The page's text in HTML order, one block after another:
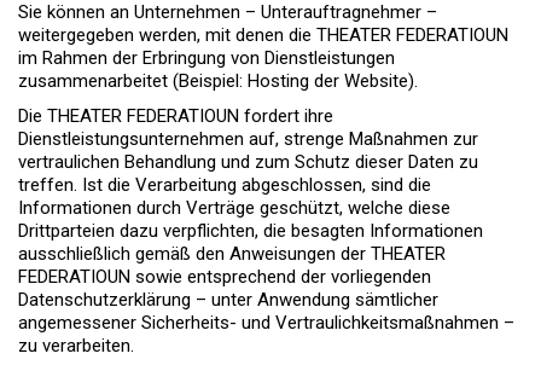
Sie können an Unternehmen – Unterauftragnehmer –
weitergegeben werden, mit denen die THEATER FEDERATIOUN
im Rahmen der Erbringung von Dienstleistungen
zusammenarbeitet (Beispiel: Hosting der Website).
Die THEATER FEDERATIOUN fordert ihre
Dienstleistungsunternehmen auf, strenge Maßnahmen zur
vertraulichen Behandlung und zum Schutz dieser Daten zu
treffen. Ist die Verarbeitung abgeschlossen, sind die
Informationen durch Verträge geschützt, welche diese
Drittparteien dazu verpflichten, die besagten Informationen
ausschließlich gemäß den Anweisungen der THEATER
FEDERATIOUN sowie entsprechend der vorliegenden
Datenschutzerklärung – unter Anwendung sämtlicher
angemessener Sicherheits- und Vertraulichkeitsmaßnahmen –
zu verarbeiten.